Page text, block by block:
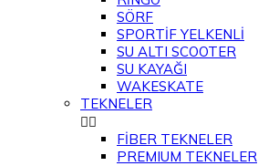
SÖRF
SPORTİF YELKENLİ
SU ALTI SCOOTER
SU KAYAĞI
WAKESKATE
TEKNELER

FİBER TEKNELER
PREMIUM TEKNELER